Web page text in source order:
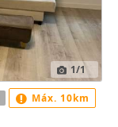
1/1
Máx. 10km